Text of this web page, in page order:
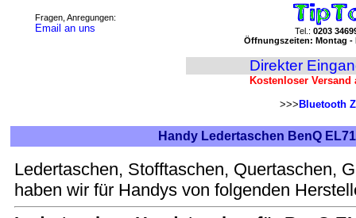
Fragen, Anregungen:
Email an uns Tel.: 0203
Öffnungszeiten: Montag -
Direkter
Kostenloser
>>> Bluetooth
Handy Ledertaschen BenQ EL71
Ledertaschen, Stofftaschen, Quertaschen,
haben wir für Handys von folgenden